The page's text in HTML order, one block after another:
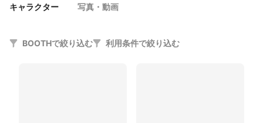
キャラクター 写真・動画
BOOTHで絞り込む 利用条件で絞り込む